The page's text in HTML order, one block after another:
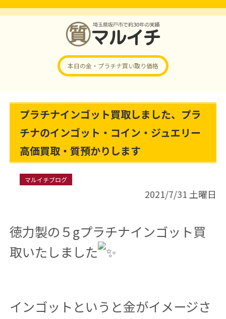
本日の金・プラチナ買い取り価格
プラチナインゴット買取しました、プラ
チナのインゴット・コイン・ジュエリー
高価買取・質預かりします
マルイチブログ
2021/7/31 土曜日
徳力製の５gプラチナインゴット買
取いたしました
インゴットというと金がイメージさ